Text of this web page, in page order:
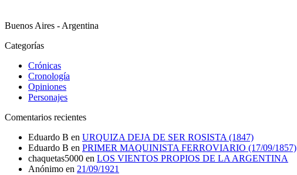
Buenos Aires - Argentina
Categorías
Crónicas
Cronología
Opiniones
Personajes
Comentarios recientes
Eduardo B en URQUIZA DEJA DE SER ROSISTA (1847)
Eduardo B en PRIMER MAQUINISTA FERROVIARIO (17/09/1857)
chaquetas5000 en LOS VIENTOS PROPIOS DE LA ARGENTINA
Anónimo en 21/09/1921